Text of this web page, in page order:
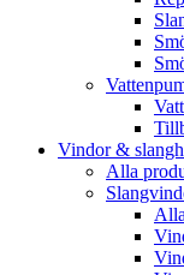
Vindor &
Alla